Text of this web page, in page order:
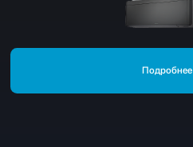
Подробнее